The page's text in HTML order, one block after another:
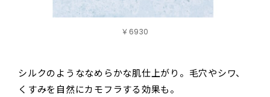
￥6930
シルクのようななめらかな肌仕上がり。毛穴やシワ、
くすみを自然にカモフラする効果も。